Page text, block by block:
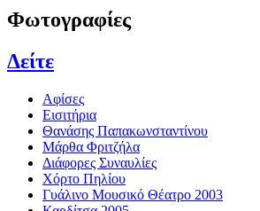
Φωτογραφίες
Δείτε
Αφίσες
Εισιτήρια
Θανάσης Παπακωνσταντίνου
Μάρθα Φριτζήλα
Διάφορες Συναυλίες
Χόρτο Πηλίου
Γυάλινο Μουσικό Θέατρο 2003